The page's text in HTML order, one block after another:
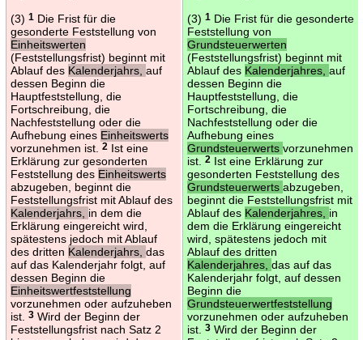
(3) 1Die Frist für die
gesonderte Feststellung von
Einheitswerten
(Feststellungsfrist) beginnt mit
Ablauf des Kalenderjahrs, auf
dessen Beginn die
Hauptfeststellung, die
Fortschreibung, die
Nachfeststellung oder die
Aufhebung eines Einheitswerts
vorzunehmen ist.
2Ist eine
Erklärung zur gesonderten
Feststellung des Einheitswerts
abzugeben, beginnt die
Feststellungsfrist mit Ablauf des
Kalenderjahrs, in dem die
Erklärung eingereicht wird,
spätestens jedoch mit Ablauf
des dritten Kalenderjahrs, das
auf das Kalenderjahr folgt, auf
dessen Beginn die
Einheitswertfeststellung
vorzunehmen oder aufzuheben
ist.
3Wird der Beginn der
Feststellungsfrist nach Satz 2
(3) 1Die Frist für die gesonderte
Feststellung von
Grundsteuerwerten
(Feststellungsfrist) beginnt mit
Ablauf des Kalenderjahres, auf
dessen Beginn die
Hauptfeststellung, die
Fortschreibung, die
Nachfeststellung oder die
Aufhebung eines
Grundsteuerwerts vorzunehmen
ist.
2Ist eine Erklärung zur
gesonderten Feststellung des
Grundsteuerwerts abzugeben,
beginnt die Feststellungsfrist mit
Ablauf des Kalenderjahres, in
dem die Erklärung eingereicht
wird, spätestens jedoch mit
Ablauf des dritten
Kalenderjahres, das auf das
Kalenderjahr folgt, auf dessen
Beginn die
Grundsteuerwertfeststellung
vorzunehmen oder aufzuheben
ist.
3Wird der Beginn der